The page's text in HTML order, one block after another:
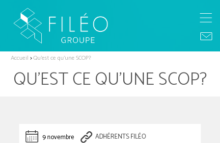
Accueil >Qu’est ce qu’une SCOP?
QU’EST CE QU’UNE SCOP?
9 novembre ADHÉRENTS FILÉO